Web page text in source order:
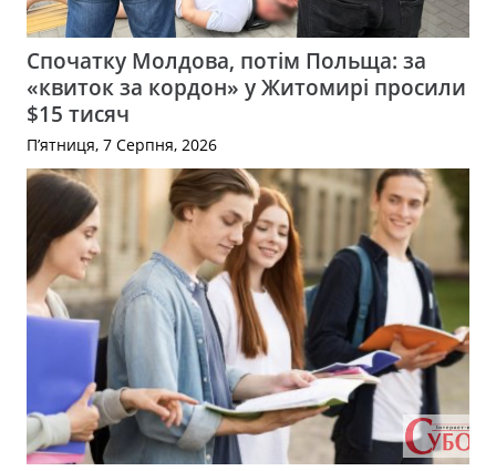
Спочатку Молдова, потім Польща: за
«квиток за кордон» у Житомирі просили
$15 тисяч
П’ятниця, 7 Серпня, 2026